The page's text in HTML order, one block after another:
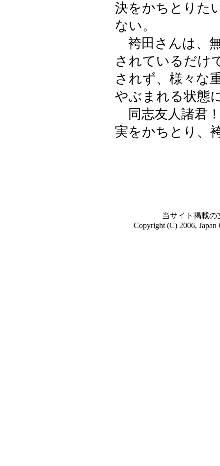
決をかちとりた
ない。
袴田さんは、
されているだけ
されず、様々な
やぶまれる状態
同志友人諸君
実をかちとり、
当サイト掲載の
Copyright (C) 2006, Japan